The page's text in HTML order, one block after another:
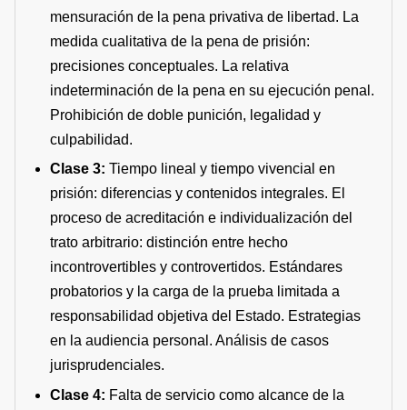
mensuración de la pena privativa de libertad. La
medida cualitativa de la pena de prisión:
precisiones conceptuales. La relativa
indeterminación de la pena en su ejecución penal.
Prohibición de doble punición, legalidad y
culpabilidad.
Clase 3:Tiempo lineal y tiempo vivencial en
prisión: diferencias y contenidos integrales. El
proceso de acreditación e individualización del
trato arbitrario: distinción entre hecho
incontrovertibles y controvertidos. Estándares
probatorios y la carga de la prueba limitada a
responsabilidad objetiva del Estado. Estrategias
en la audiencia personal. Análisis de casos
jurisprudenciales.
Clase 4: Falta de servicio como alcance de la